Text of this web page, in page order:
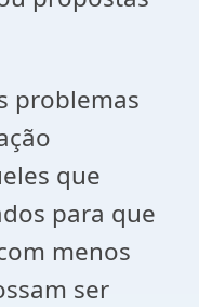
problemas
que
para que
menos
ser